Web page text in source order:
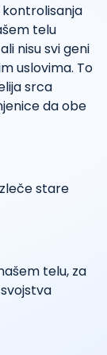
telu
nisu svi geni
uslovima. To
srca
da obe
stare
telu, za